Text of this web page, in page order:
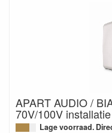
APART AUDIO /
70V/100V
Lage voorraad.